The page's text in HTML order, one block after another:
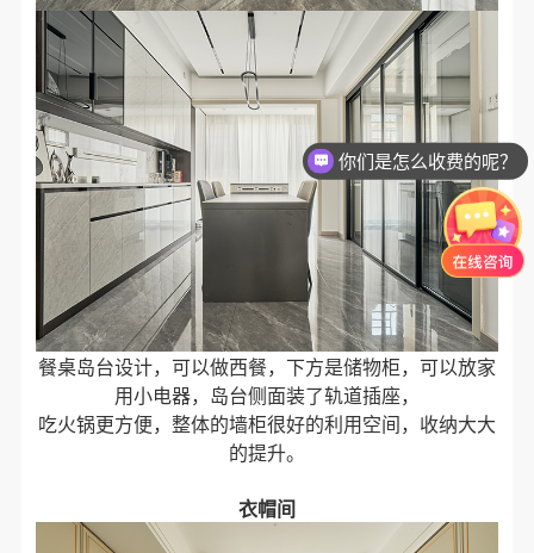
餐桌岛台设计，可以做西餐，下方是储物柜，可以放家
用小电器，岛台侧面装了轨道插座，
吃火锅更方便，整体的墙柜很好的利用空间，收纳大大
的提升。
衣帽间
你们是怎么收费的呢？
现在有优惠活动么？